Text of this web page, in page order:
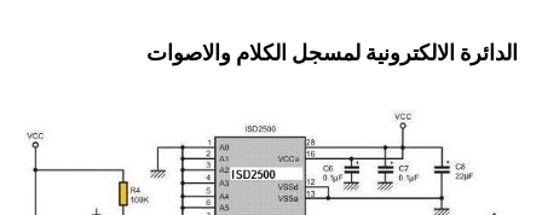
الدائرة الالكترونية لمسجل الكلام والاصوات